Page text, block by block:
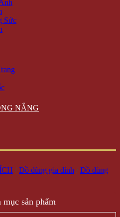
Sức
NẮNG
/ Đồ dùng gia đình / Đồ dùng
mục sản phẩm